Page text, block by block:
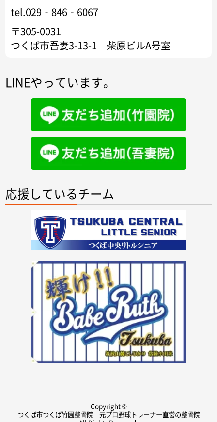
tel.029‐846‐6067
〒305-0031
つくば市吾妻3-13-1 柴原ビルA号室
LINEやっています。
応援しているチーム
Copyright ©
つくば市つくば竹園整骨院｜元プロ野球トレーナー直営の整骨院